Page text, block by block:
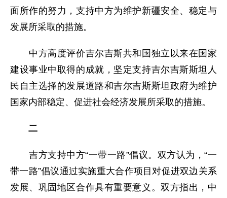
面所作的努力，支持中方为维护新疆安全、稳定与
发展所采取的措施。
中方高度评价吉尔吉斯共和国独立以来在国家
建设事业中取得的成就，坚定支持吉尔吉斯斯坦人
民自主选择的发展道路和吉尔吉斯斯坦政府为维护
国家内部稳定、促进社会经济发展所采取的措施。
二
吉方支持中方“一带一路”倡议。双方认为，“一
带一路”倡议通过实施重大合作项目对促进双边关系
发展、巩固地区合作具有重要意义。双方指出，中